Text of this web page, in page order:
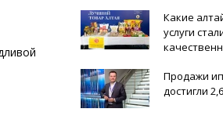
Какие
услуги
Продажи
достигли